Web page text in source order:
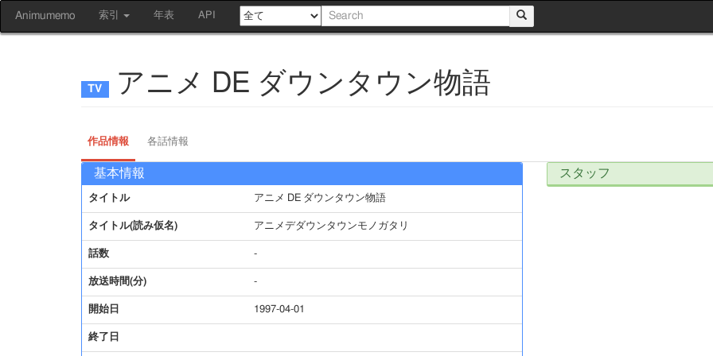
Animumemo 索引 年表 API
アニメ DE ダウンタウン物語
作品情報 各話情報
基本情報
タイトル アニメ DE ダウンタウン物語
タイトル(読み仮名) アニメデダウンタウンモノガタリ
話数 -
放送時間(分) -
開始日 1997-04-01
終了日
スタッフ